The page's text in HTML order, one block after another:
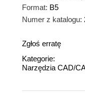
Format: B5
Numer z katalogu:
Zgłoś erratę
Kategorie:
Narzędzia CAD/